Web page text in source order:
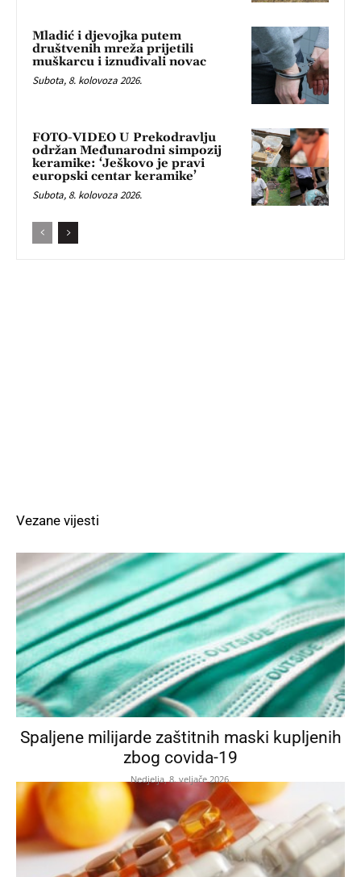
Mladić i djevojka putem
društvenih mreža prijetili
muškarcu i iznuđivali novac
Subota, 8. kolovoza 2026.
FOTO-VIDEO U Prekodravlju
održan Međunarodni simpozij
keramike: ‘Ješkovo je pravi
europski centar keramike’
Subota, 8. kolovoza 2026.
Vezane vijesti
Spaljene milijarde zaštitnih maski kupljenih
zbog covida-19
Nedjelja, 8. veljače 2026.